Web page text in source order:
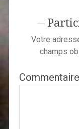
Votre
champs
Commentaire